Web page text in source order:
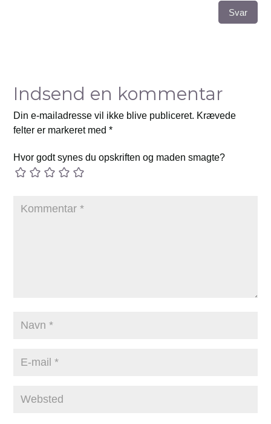
Svar
Indsend en kommentar
Din e-mailadresse vil ikke blive publiceret. Krævede
felter er markeret med*
Hvor godt synes du opskriften og maden smagte?